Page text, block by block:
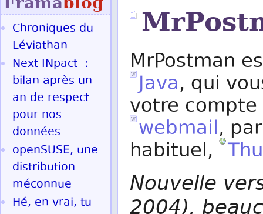
MrPostman
Java, qui
votre compte
webmail,
habituel,
Nouvelle
2004),
Chroniques du
Léviathan
Next INpact :
bilan après un
an de respect
pour nos
données
openSUSE, une
distribution
méconnue
Hé, en vrai, tu